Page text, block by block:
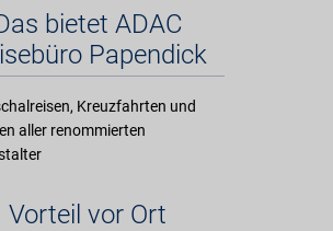
bietet ADAC
Papendick
Kreuzfahrten und
aller renommierten
Vorteil vor Ort